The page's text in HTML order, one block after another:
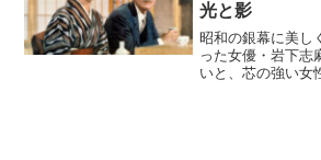
光と影
昭和の銀幕に美し
った女優・岩下志
いと、芯の強い女